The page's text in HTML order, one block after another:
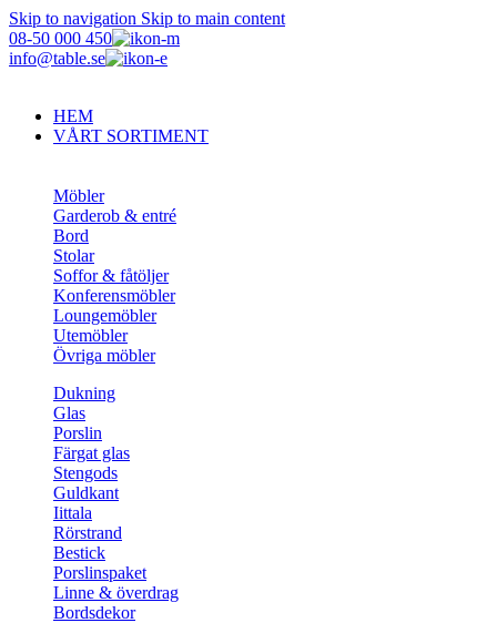
Skip to navigation Skip to main content
08-50 000 450
info@table.se
HEM
VÅRT SORTIMENT
Möbler
Garderob & entré
Bord
Stolar
Soffor & fåtöljer
Konferensmöbler
Loungemöbler
Utemöbler
Övriga möbler
Dukning
Glas
Porslin
Färgat glas
Stengods
Guldkant
Iittala
Rörstrand
Bestick
Porslinspaket
Linne & överdrag
Bordsdekor